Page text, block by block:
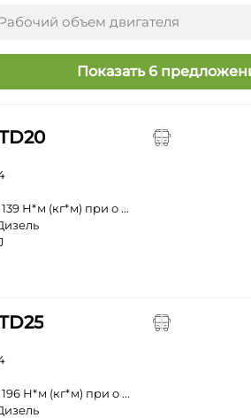
объем двигателя
Показать 6
139 Н*м (кг*м) при о ...
196 Н*м (кг*м) при о ...